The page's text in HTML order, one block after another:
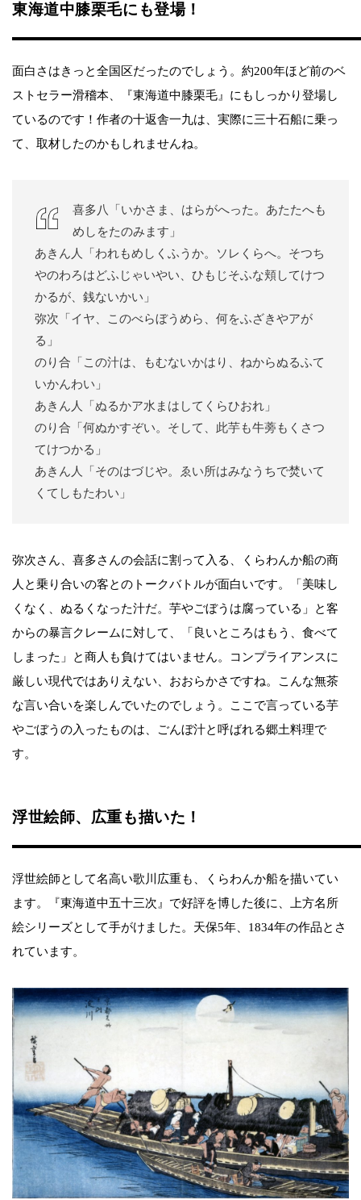
東海道中膝栗毛にも登場！
面白さはきっと全国区だったのでしょう。約200年ほど前のベ
ストセラー滑稽本、『東海道中膝栗毛』にもしっかり登場し
ているのです！作者の十返舎一九は、実際に三十石船に乗っ
て、取材したのかもしれませんね。
喜多八「いかさま、はらがへった。あたたへも
めしをたのみます」
あきん人「われもめしくふうか。ソレくらへ。そつち
やのわろはどふじゃいやい、ひもじそふな頬してけつ
かるが、銭ないかい」
弥次「イヤ、このべらぼうめら、何をふざきやアが
る」
のり合「この汁は、もむないかはり、ねからぬるふて
いかんわい」
あきん人「ぬるかア水まはしてくらひおれ」
のり合「何ぬかすぞい。そして、此芋も牛蒡もくさつ
てけつかる」
あきん人「そのはづじや。ゑい所はみなうちで焚いて
くてしもたわい」
弥次さん、喜多さんの会話に割って入る、くらわんか船の商
人と乗り合いの客とのトークバトルが面白いです。「美味し
くなく、ぬるくなった汁だ。芋やごぼうは腐っている」と客
からの暴言クレームに対して、「良いところはもう、食べて
しまった」と商人も負けてはいません。コンプライアンスに
厳しい現代ではありえない、おおらかさですね。こんな無茶
な言い合いを楽しんでいたのでしょう。ここで言っている芋
やごぼうの入ったものは、ごんぼ汁と呼ばれる郷土料理で
す。
浮世絵師、広重も描いた！
浮世絵師として名高い歌川広重も、くらわんか船を描いてい
ます。『東海道中五十三次』で好評を博した後に、上方名所
絵シリーズとして手がけました。天保5年、1834年の作品とさ
れています。